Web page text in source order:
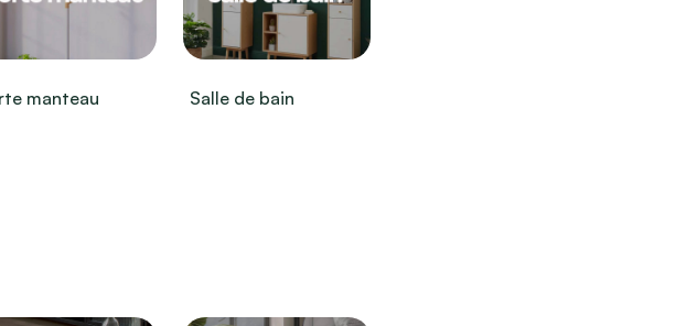
manteau Salle de bain